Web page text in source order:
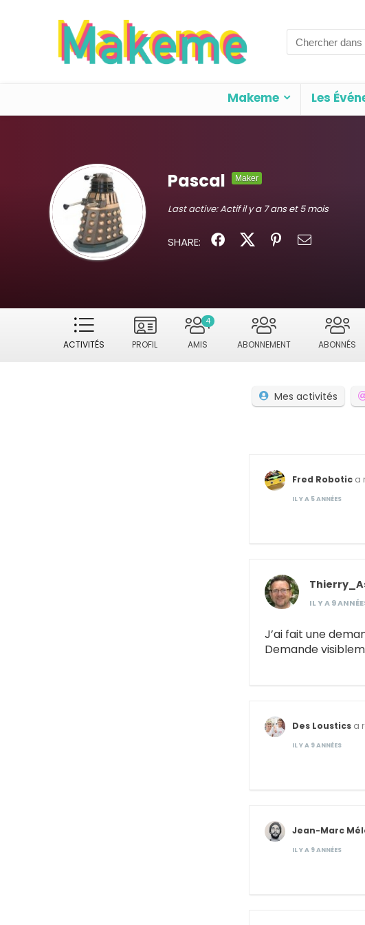
Search
for:
Makeme Les
Pascal Maker
Last active:Actif il y a 7 ans et 5 mois
SHARE:
ACTIVITÉS PROFIL AMIS
4
ABONNEMENT ABONNÉS
Mes activités
Fred Robotic a
IL Y A 5 ANNÉES
IL Y A 9
J’ai fait une
Demande
Des Loustics a
IL Y A 9 ANNÉES
Jean-Marc
IL Y A 9 ANNÉES